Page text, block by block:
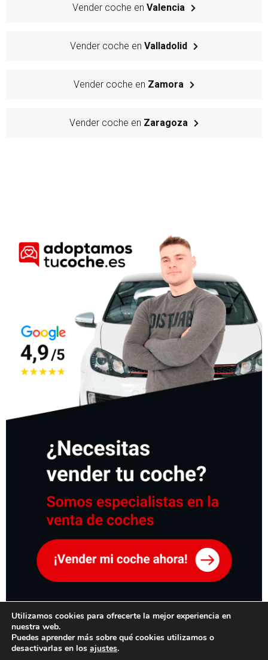
Vender coche en Valencia
Vender coche en Valladolid
Vender coche en Zamora
Vender coche en Zaragoza
©adoptamostucoche.es. Todos los derechos reservados.
Aviso legal- Tratamiento de datos
Política de
privacidad
Condiciones generales
Utilizamos cookies para ofrecerte la mejor experiencia en
nuestra web.
Puedes aprender más sobre qué cookies utilizamos o
desactivarlas en los ajustes.